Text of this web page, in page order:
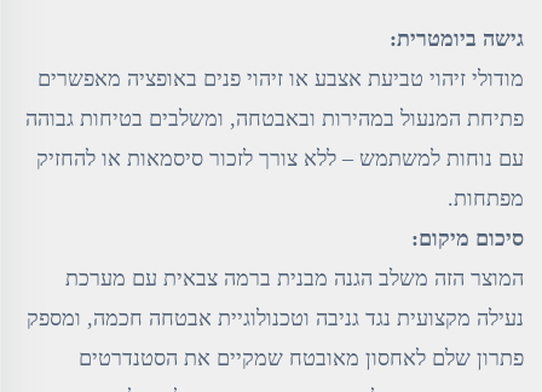
גישה ביומטרית:
מודולי זיהוי טביעת אצבע או זיהוי פנים באופציה מאפשרים
פתיחת המנעול במהירות ובאבטחה, ומשלבים בטיחות גבוהה
עם נוחות למשתמש – ללא צורך לזכור סיסמאות או להחזיק
מפתחות.
סיכום מיקום:
המוצר הזה משלב הגנה מבנית ברמה צבאית עם מערכת
נעילה מקצועית נגד גניבה וטכנולוגיית אבטחה חכמה, ומספק
פתרון שלם לאחסון מאובטח שמקיים את הסטנדרטים